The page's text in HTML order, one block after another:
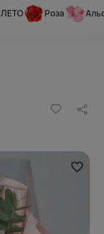
ЛЕТО Роза